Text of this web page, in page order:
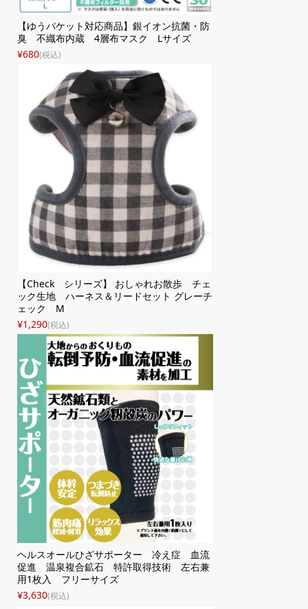
【ゆうパケット対応商品】銀イオン抗菌・防
臭 不織布内蔵 4層布マスク Lサイズ
¥680(税込)
【Check シリーズ】 おしゃれお散歩 チェ
ック生地 ハーネス＆リードセット グレーチ
ェック M
¥1,290(税込)
ヘルスオールひざサポーター 冷え症 血流
促進 温泉複合鉱石 特許取得技術 左右兼
用1枚入 フリーサイズ
¥3,630(税込)